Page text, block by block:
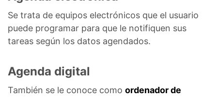
Se trata de equipos electrónicos que el usuario
puede programar para que le notifiquen sus
tareas según los datos agendados.
Agenda digital
También se le conoce como ordenador de